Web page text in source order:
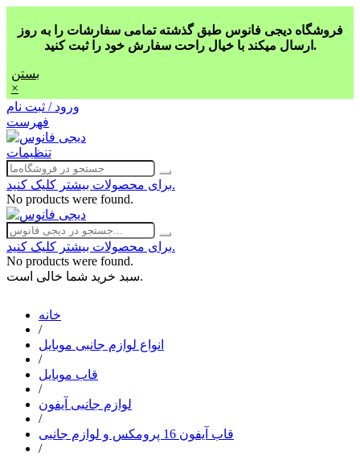
فروشگاه دیجی فانوس طبق گذشته تمامی سفارشات را به روز
ارسال میکند با خیال راحت سفارش خود را ثبت کنید.
بستن
×
ورود / ثبت نام
فهرست
تنظیمات
برای محصولات بیشتر کلیک کنید.
No products were found.
برای محصولات بیشتر کلیک کنید.
No products were found.
سبد خرید شما خالی است.
خانه
/
انواع لوازم جانبی موبایل
/
قاب موبایل
/
لوازم جانبی آیفون
/
قاب آیفون 16 پرومکس و لوازم جانبی
/